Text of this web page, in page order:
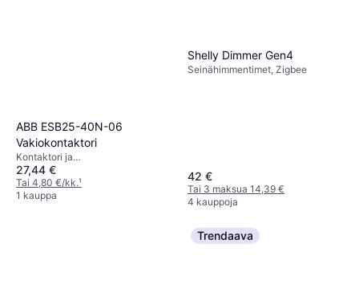
ABB ESB25-40N-06
Vakiokontaktori
Kontaktori ja
Ylikuormitussuojausrele
27,44 €
Tai 4,80 €/kk.¹
1 kauppa
Shelly Dimmer Gen4
Seinähimmentimet, Zigbee
42 €
Tai 3 maksua 14,39 €
4 kauppoja
Trendaava